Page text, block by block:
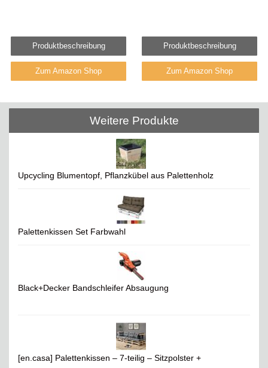
Produktbeschreibung
Zum Amazon Shop
Produktbeschreibung
Zum Amazon Shop
Weitere Produkte
Upcycling Blumentopf, Pflanzkübel aus Palettenholz
Palettenkissen Set Farbwahl
Black+Decker Bandschleifer Absaugung
[en.casa] Palettenkissen – 7-teilig – Sitzpolster +